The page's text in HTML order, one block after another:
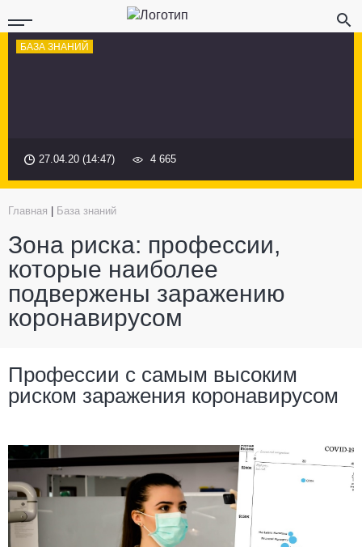
БАЗА ЗНАНИЙ
27.04.20 (14:47) 4 665
Главная База знаний
Зона риска: профессии,
которые наиболее
подвержены заражению
коронавирусом
Профессии с самым высоким
риском заражения коронавирусом